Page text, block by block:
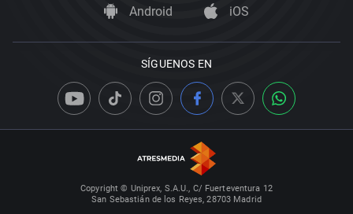
Android iOS
SÍGUENOS EN
Copyright © Uniprex, S.A.U., C/ Fuerteventura 12
San Sebastián de los Reyes, 28703 Madrid